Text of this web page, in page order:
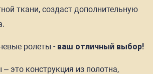
ткани, создаст дополнительную
ролеты - ваш отличный выбор!
это конструкция из полотна,